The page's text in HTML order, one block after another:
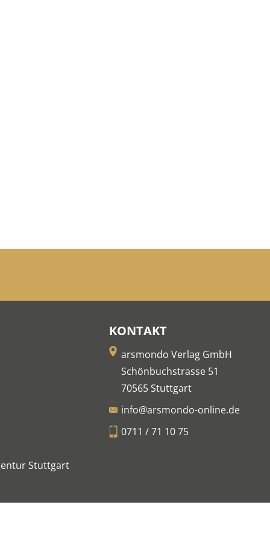
KONTAKT
arsmondo Verlag GmbH
Schönbuchstrasse 51
70565 Stuttgart
info@arsmondo-online.de
0711 / 71 10 75
Stuttgart